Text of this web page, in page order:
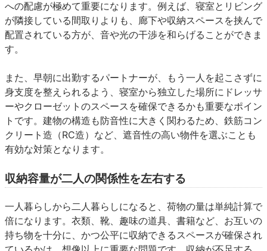
への配慮が極めて重要になります。例えば、寝室とリビング
が隣接している間取りよりも、廊下や収納スペースを挟んで
配置されている方が、音や光の干渉を和らげることができま
す。
また、早朝に出勤するパートナーが、もう一人を起こさずに
身支度を整えられるよう、寝室から独立した場所にドレッサ
ーやクローゼットのスペースを確保できるかも重要なポイン
トです。建物の構造も防音性に大きく関わるため、鉄筋コン
クリート造（RC造）など、遮音性の高い物件を選ぶことも
有効な対策となります。
収納容量が二人の関係性を左右する
一人暮らしから二人暮らしになると、荷物の量は単純計算で
倍になります。衣類、靴、趣味の道具、書籍など、お互いの
持ち物を十分に、かつ公平に収納できるスペースが確保され